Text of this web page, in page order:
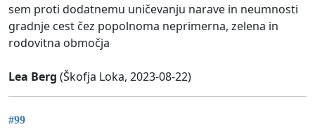
sem proti dodatnemu uničevanju narave in neumnosti
gradnje cest čez popolnoma neprimerna, zelena in
rodovitna območja
Lea Berg (Škofja Loka, 2023-08-22)
#99